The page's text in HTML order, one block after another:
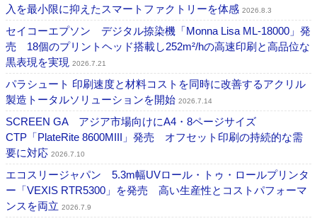
入を最小限に抑えたスマートファクトリーを体感 2026.8.3
セイコーエプソン デジタル捺染機「Monna Lisa ML-18000」発
売 18個のプリントヘッド搭載し252m²/hの高速印刷と高品位な
黒表現を実現 2026.7.21
パラシュート 印刷速度と材料コストを同時に改善するアクリル
製造トータルソリューションを開始 2026.7.14
SCREEN GA アジア市場向けにA4・8ページサイズ
CTP「PlateRite 8600MIII」発売 オフセット印刷の持続的な需
要に対応 2026.7.10
エコスリージャパン 5.3m幅UVロール・トゥ・ロールプリンタ
ー「VEXIS RTR5300」を発売 高い生産性とコストパフォーマ
ンスを両立 2026.7.9